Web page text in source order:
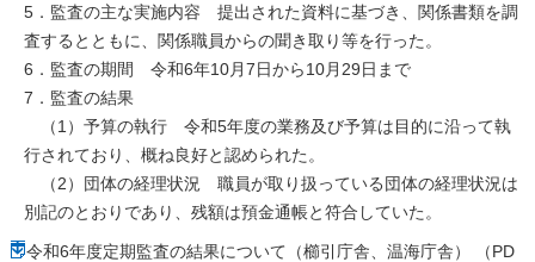
5．監査の主な実施内容 提出された資料に基づき、関係書類を調
査するとともに、関係職員からの聞き取り等を行った。
6．監査の期間 令和6年10月7日から10月29日まで
7．監査の結果
（1）予算の執行 令和5年度の業務及び予算は目的に沿って執
行されており、概ね良好と認められた。
（2）団体の経理状況 職員が取り扱っている団体の経理状況は
別記のとおりであり、残額は預金通帳と符合していた。
令和6年度定期監査の結果について（櫛引庁舎、温海庁舎） （PD